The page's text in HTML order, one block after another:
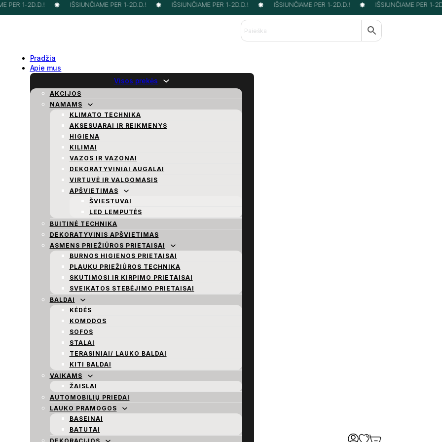
PER 1-2D.D.! IŠSIUNČIAME PER 1-2D.D.! IŠSIUNČIAME PER 1-2D.D.! IŠSIUNČIAME PER 1-2D.D.! IŠSIUNČIAME PER 1-
Pradžia
Apie mus
Visos prekės
AKCIJOS
NAMAMS
KLIMATO TECHNIKA
AKSESUARAI IR REIKMENYS
HIGIENA
KILIMAI
VAZOS IR VAZONAI
DEKORATYVINIAI AUGALAI
VIRTUVĖ IR VALGOMASIS
APŠVIETIMAS
ŠVIESTUVAI
LED LEMPUTĖS
BUITINĖ TECHNIKA
DEKORATYVINIS APŠVIETIMAS
ASMENS PRIEŽIŪROS PRIETAISAI
BURNOS HIGIENOS PRIETAISAI
PLAUKŲ PRIEŽIŪROS TECHNIKA
SKUTIMOSI IR KIRPIMO PRIETAISAI
SVEIKATOS STEBĖJIMO PRIETAISAI
BALDAI
KĖDĖS
KOMODOS
SOFOS
STALAI
TERASINIAI/ LAUKO BALDAI
KITI BALDAI
VAIKAMS
ŽAISLAI
AUTOMOBILIŲ PRIEDAI
LAUKO PRAMOGOS
BASEINAI
BATUTAI